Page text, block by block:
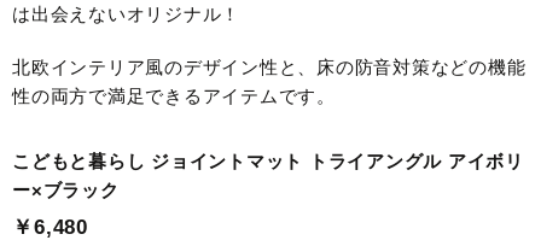
は出会えないオリジナル！
北欧インテリア風のデザイン性と、床の防音対策などの機能
性の両方で満足できるアイテムです。
こどもと暮らし ジョイントマット トライアングル アイボリ
ー×ブラック
￥6,480